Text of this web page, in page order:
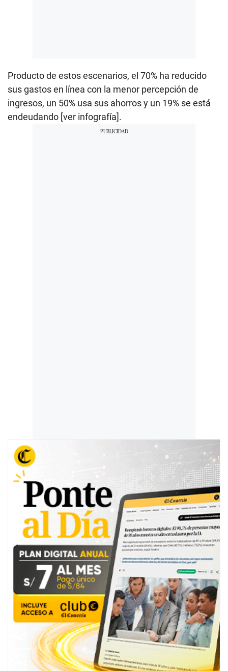
Producto de estos escenarios, el 70% ha reducido
sus gastos en línea con la menor percepción de
ingresos, un 50% usa sus ahorros y un 19% se está
endeudando [ver infografía].